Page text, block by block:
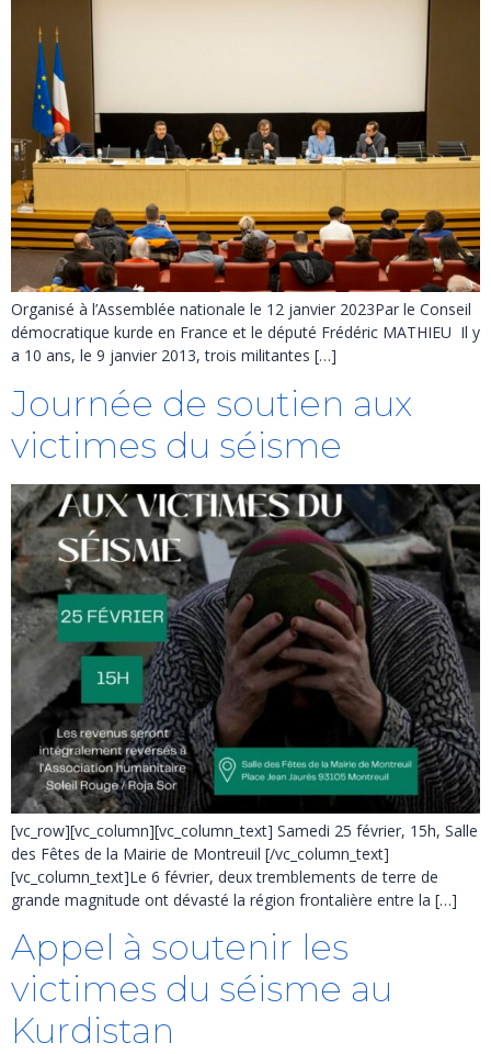
Organisé à l’Assemblée nationale le 12 janvier 2023Par le Conseil
démocratique kurde en France et le député Frédéric MATHIEU Il y
a 10 ans, le 9 janvier 2013, trois militantes […]
Journée de soutien aux
victimes du séisme
[vc_row][vc_column][vc_column_text] Samedi 25 février, 15h, Salle
des Fêtes de la Mairie de Montreuil [/vc_column_text]
[vc_column_text]Le 6 février, deux tremblements de terre de
grande magnitude ont dévasté la région frontalière entre la […]
Appel à soutenir les
victimes du séisme au
Kurdistan